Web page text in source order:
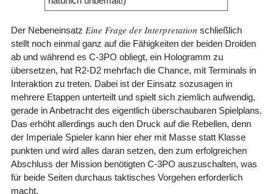
Der Nebeneinsatz Eine Frage der Interpretation schließlich
stellt noch einmal ganz auf die Fähigkeiten der beiden Droiden
ab und während es C-3PO obliegt, ein Hologramm zu
übersetzen, hat R2-D2 mehrfach die Chance, mit Terminals in
Interaktion zu treten. Dabei ist der Einsatz sozusagen in
mehrere Etappen unterteilt und spielt sich ziemlich aufwendig,
gerade in Anbetracht des eigentlich überschaubaren Spielplans.
Das erhöht allerdings auch den Druck auf die Rebellen, denn
der Imperiale Spieler kann hier eher mit Masse statt Klasse
punkten und wird alles daran setzen, den zum erfolgreichen
Abschluss der Mission benötigten C-3PO auszuschalten, was
für beide Seiten durchaus taktisches Vorgehen erforderlich
macht.